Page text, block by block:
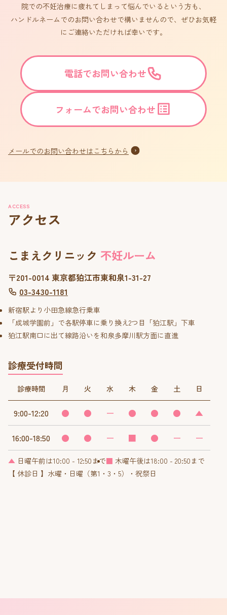
院での不妊治療に疲れてしまって悩んでいるという方も、
ハンドルネームでのお問い合わせで構いませんので、ぜひお気軽
にご連絡いただければ幸いです。
電話でお問い合わせ
フォームでお問い合わせ
メールでのお問い合わせはこちらから
ACCESS
アクセス
こまえクリニック 不妊ルーム
〒201-0014 東京都狛江市東和泉1-31-27
03-3430-1181
新宿駅より小田急線急行乗車
「成城学園前」で各駅停車に乗り換え2つ目「狛江駅」下車
狛江駅南口に出て線路沿いを和泉多摩川駅方面に直進
診療受付時間
診療時間 月 火 水 木 金 土 日
9:00-12:20 ● ● ー ● ● ● ▲
16:00-18:50 ● ● ー ■ ● ー ー
▲ 日曜午前は10:00 - 12:50まで■ 木曜午後は18:00 - 20:50まで
【 休診日 】水曜・日曜（第1・3・5）・祝祭日